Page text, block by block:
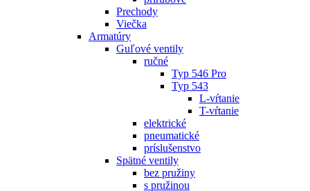
Prechody
Viečka
Armatúry
Guľové ventily
ručné
Typ 546 Pro
Typ 543
L-vŕtanie
T-vŕtanie
elektrické
pneumatické
príslušenstvo
Spätné ventily
bez pružiny
s pružinou